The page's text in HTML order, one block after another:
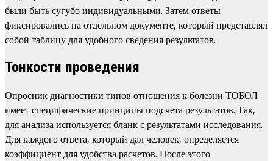
были быть сугубо индивидуальными. Затем ответы
фиксировались на отдельном документе, который представлял
собой таблицу для удобного сведения результатов.
Тонкости проведения
Опросник диагностики типов отношения к болезни ТОБОЛ
имеет специфические принципы подсчета результатов. Так,
для анализа используется бланк с результатами исследования.
Для каждого ответа, который дал человек, определяется
коэффициент для удобства расчетов. После этого